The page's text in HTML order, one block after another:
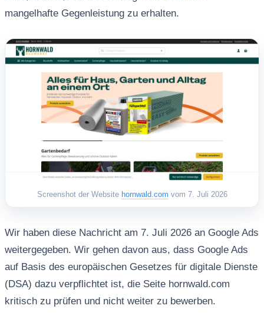
mangelhafte Gegenleistung zu erhalten.
Screenshot der Website hornwald.com vom 7. Juli 2026
Wir haben diese Nachricht am 7. Juli 2026 an Google Ads
weitergegeben. Wir gehen davon aus, dass Google Ads
auf Basis des europäischen Gesetzes für digitale Dienste
(DSA) dazu verpflichtet ist, die Seite hornwald.com
kritisch zu prüfen und nicht weiter zu bewerben.